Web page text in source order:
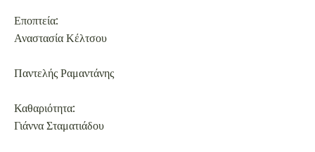
Εποπτεία:
Αναστασία Κέλτσου
Παντελής Ραμαντάνης
Καθαριότητα:
Γιάννα Σταματιάδου